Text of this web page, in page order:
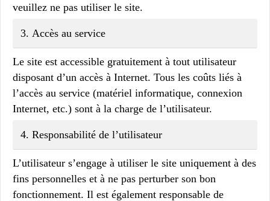
veuillez ne pas utiliser le site.
3. Accès au service
Le site est accessible gratuitement à tout utilisateur
disposant d’un accès à Internet. Tous les coûts liés à
l’accès au service (matériel informatique, connexion
Internet, etc.) sont à la charge de l’utilisateur.
4. Responsabilité de l’utilisateur
L’utilisateur s’engage à utiliser le site uniquement à des
fins personnelles et à ne pas perturber son bon
fonctionnement. Il est également responsable de